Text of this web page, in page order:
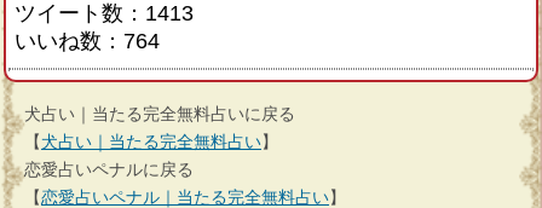
ツイート数：1413
いいね数：764
犬占い｜当たる完全無料占いに戻る
【犬占い｜当たる完全無料占い】
恋愛占いペナルに戻る
【恋愛占いペナル｜当たる完全無料占い】